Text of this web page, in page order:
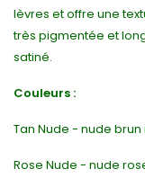
lèvres et offre une
très pigmentée et
satiné.
Couleurs :
Tan Nude - nude
Rose Nude - nude